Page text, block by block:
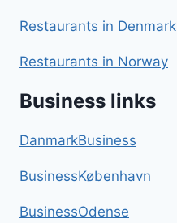
Restaurants in Denmark
Restaurants in Norway
Business links
DanmarkBusiness
BusinessKøbenhavn
BusinessOdense